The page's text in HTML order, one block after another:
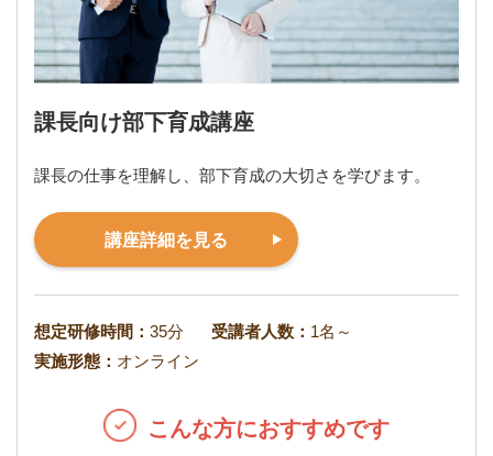
課長向け部下育成講座
課長の仕事を理解し、部下育成の大切さを学びます。
講座詳細を見る
想定研修時間： 35分 受講者人数： 1名～
実施形態： オンライン
こんな方におすすめです